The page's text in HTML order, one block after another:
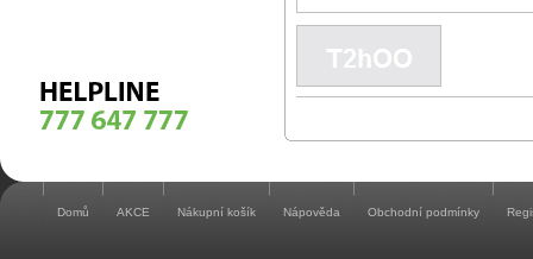
Domů AKCE Nákupní košík Nápověda Obchodní podmínky